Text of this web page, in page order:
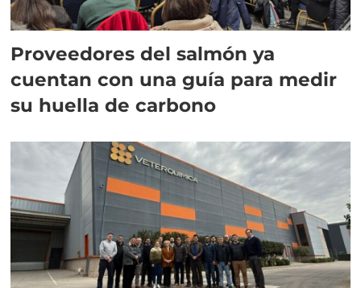
Proveedores del salmón ya
cuentan con una guía para medir
su huella de carbono